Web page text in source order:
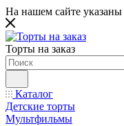
На нашем сайте
Торты на заказ
Каталог
Детские торты
Мультфильмы